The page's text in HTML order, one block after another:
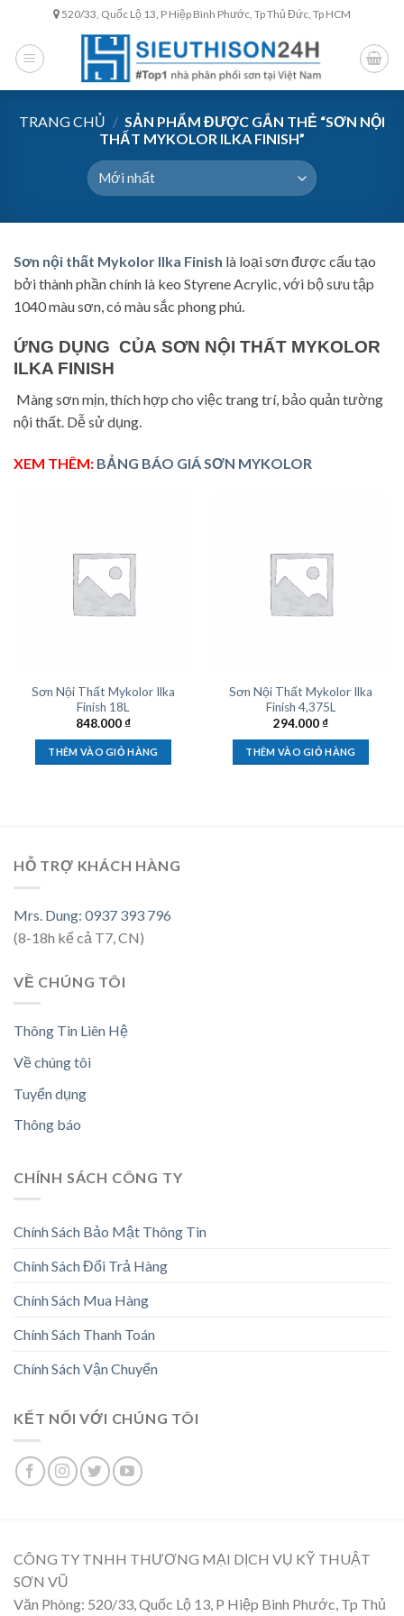
content
520/33, Quốc Lộ 13, P Hiệp Bình Phước, Tp Thủ Đức, Tp HCM
TRANG CHỦ / SẢN PHẨM ĐƯỢC GẮN THẺ “SƠN NỘI
THẤT MYKOLOR ILKA FINISH”
Sơn nội thất Mykolor Ilka Finish là loại sơn được cấu tạo
bởi thành phần chính là keo Styrene Acrylic, với bộ sưu tập
1040 màu sơn, có màu sắc phong phú.
ỨNG DỤNG CỦA SƠN NỘI THẤT MYKOLOR
ILKA FINISH
Màng sơn mịn, thích hợp cho việc trang trí, bảo quản tường
nội thất. Dễ sử dụng.
XEM THÊM: BẢNG BÁO GIÁ SƠN MYKOLOR
Sơn Nội Thất Mykolor Ilka
Finish 18L
848.000₫
THÊM VÀO GIỎ HÀNG
Sơn Nội Thất Mykolor Ilka
Finish 4,375L
294.000₫
THÊM VÀO GIỎ HÀNG
HỖ TRỢ KHÁCH HÀNG
Mrs. Dung: 0937 393 796
(8-18h kể cả T7, CN)
VỀ CHÚNG TÔI
Thông Tin Liên Hệ
Về chúng tôi
Tuyển dụng
Thông báo
CHÍNH SÁCH CÔNG TY
Chính Sách Bảo Mật Thông Tin
Chính Sách Đổi Trả Hàng
Chính Sách Mua Hàng
Chính Sách Thanh Toán
Chính Sách Vận Chuyển
KẾT NỐI VỚI CHÚNG TÔI
CÔNG TY TNHH THƯƠNG MẠI DỊCH VỤ KỸ THUẬT
SƠN VŨ
Văn Phòng: 520/33, Quốc Lộ 13, P Hiệp Bình Phước, Tp Thủ